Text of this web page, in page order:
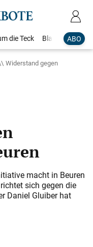
ABO
die Teck Blaulicht
Widerstand gegen
macht in Beuren
sich gegen die
Daniel Gluiber hat